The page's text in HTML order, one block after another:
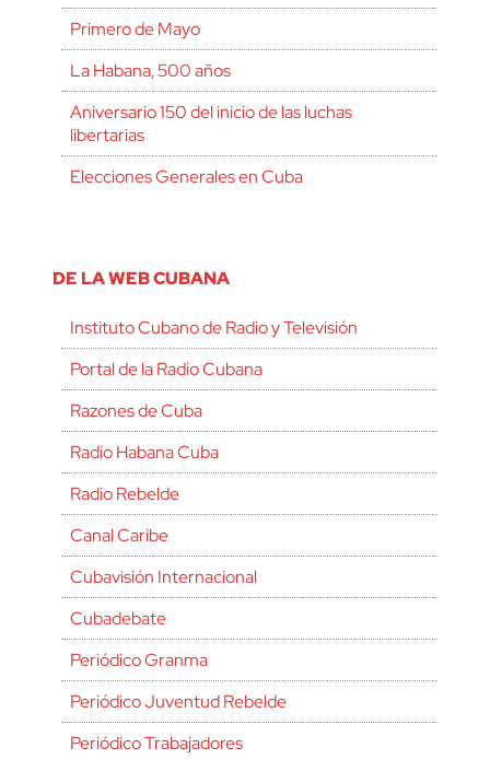
Primero de Mayo
La Habana, 500 años
Aniversario 150 del inicio de las luchas
libertarias
Elecciones Generales en Cuba
DE LA WEB CUBANA
Instituto Cubano de Radio y Televisión
Portal de la Radio Cubana
Razones de Cuba
Radio Habana Cuba
Radio Rebelde
Canal Caribe
Cubavisión Internacional
Cubadebate
Periódico Granma
Periódico Juventud Rebelde
Periódico Trabajadores